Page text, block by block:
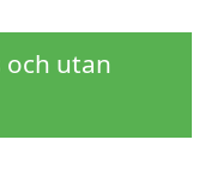
och utan